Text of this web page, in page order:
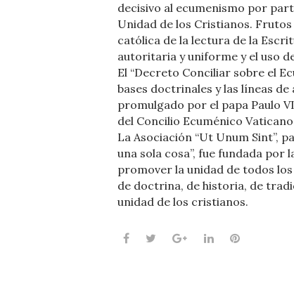
decisivo al ecumenismo por
Unidad de los Cristianos.
católica de la lectura de la
autoritaria y uniforme y el uso
El “Decreto Conciliar sobre el
bases doctrinales y las líneas
promulgado por el papa Paulo
del Concilio Ecuménico
La Asociación “Ut Unum Sint”,
una sola cosa”, fue fundada
promover la unidad de todos
de doctrina, de historia, de
unidad de los cristianos.
Facebook
TwitterGoogle+LinkedInPinterest